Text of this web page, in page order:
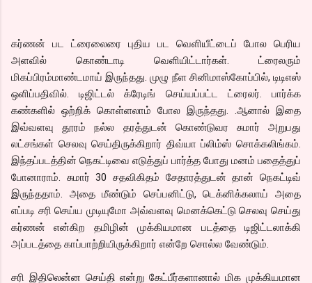
கர்ணன் பட ட்ரைலைரை புதிய பட வெளியீட்டைப் போல பெரிய
அளவில் கொண்டாடி வெளியிட்டார்கள். ட்ரைலரும்
மிகப்பிரம்மாண்டமாய் இருந்தது. முழு நீள சினிமாஸ்கோப்பில், டிடிஎஸ்
ஒளிப்பதிவில். டிஜிட்டல் க்ரேடிங் செய்யப்பட்ட ட்ரைலர். பார்க்க
கண்களில் ஒற்றிக் கொள்ளலாம் போல இருந்தது. .ஆனால் இதை
இவ்வளவு தூரம் நல்ல தரத்துடன் கொண்டுவர சுமார் அறுபது
லட்சங்கள் செலவு செய்திருக்கிறார் திவ்யா ப்லிம்ஸ் சொக்கலிங்கம்.
இந்தப்படத்தின் நெகட்டிவை எடுத்துப் பார்த்த போது மனம் பதைத்துப்
போனாராம். சுமார் 30 சதவிகிதம் சேதாரத்துடன் தான் நெகட்டிவ்
இருந்ததாம். அதை மீண்டும் செப்பனிட்டு, டெக்னிக்கலாய் அதை
எப்படி சரி செய்ய முடியுமோ அவ்வளவு மெனக்கெட்டு செலவு செய்து
கர்ணன் என்கிற தமிழின் முக்கியமான படத்தை டிஜிட்டலாக்கி
அப்படத்தை காப்பாற்றியிருக்கிறார் என்றே சொல்ல வேண்டும்.
சரி இதிலென்ன செய்தி என்று கேட்பீர்களானால் மிக முக்கியமான